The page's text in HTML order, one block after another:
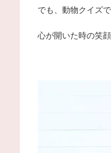
でも、動物クイズ
心が開いた時の笑